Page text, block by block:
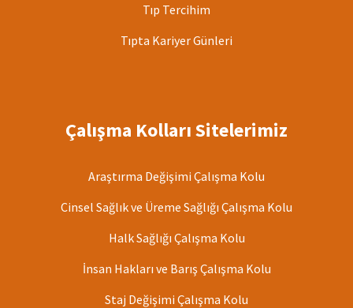
Tıp Tercihim
Tıpta Kariyer Günleri
Çalışma Kolları Sitelerimiz
Araştırma Değişimi Çalışma Kolu
Cinsel Sağlık ve Üreme Sağlığı Çalışma Kolu
Halk Sağlığı Çalışma Kolu
İnsan Hakları ve Barış Çalışma Kolu
Staj Değişimi Çalışma Kolu